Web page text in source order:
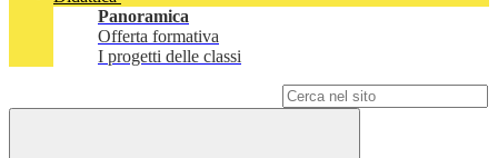
Panoramica
Offerta formativa
I progetti delle classi